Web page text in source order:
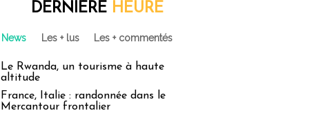
DERNIÈRE HEURE
News Les + lus Les + commentés
Le Rwanda, un tourisme à haute
altitude
France, Italie : randonnée dans le
Mercantour frontalier